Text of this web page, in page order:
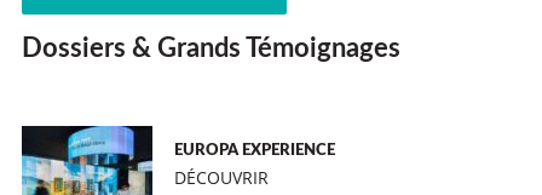
Dossiers & Grands Témoignages
EUROPA EXPERIENCE
DÉCOUVRIR